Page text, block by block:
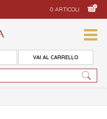
0 ARTICOLI
VAI AL CARRELLO